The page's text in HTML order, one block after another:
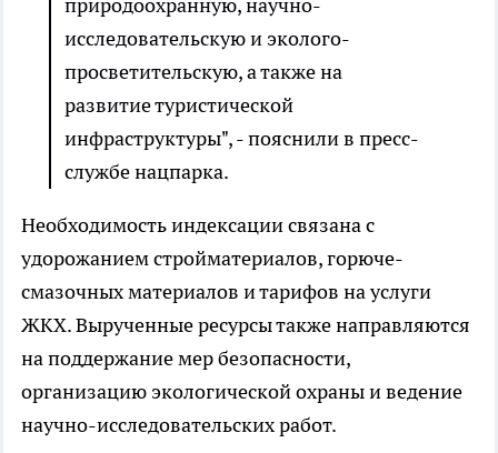
природоохранную, научно-
исследовательскую и эколого-
просветительскую, а также на
развитие туристической
инфраструктуры", - пояснили в пресс-
службе нацпарка.
Необходимость индексации связана с
удорожанием стройматериалов, горюче-
смазочных материалов и тарифов на услуги
ЖКХ. Вырученные ресурсы также направляются
на поддержание мер безопасности,
организацию экологической охраны и ведение
научно-исследовательских работ.